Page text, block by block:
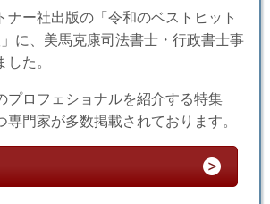
ナー社出版の「令和のベストヒット
に、美馬克康司法書士・行政書士事
た。
プロフェショナルを紹介する特集
専門家が多数掲載されております。